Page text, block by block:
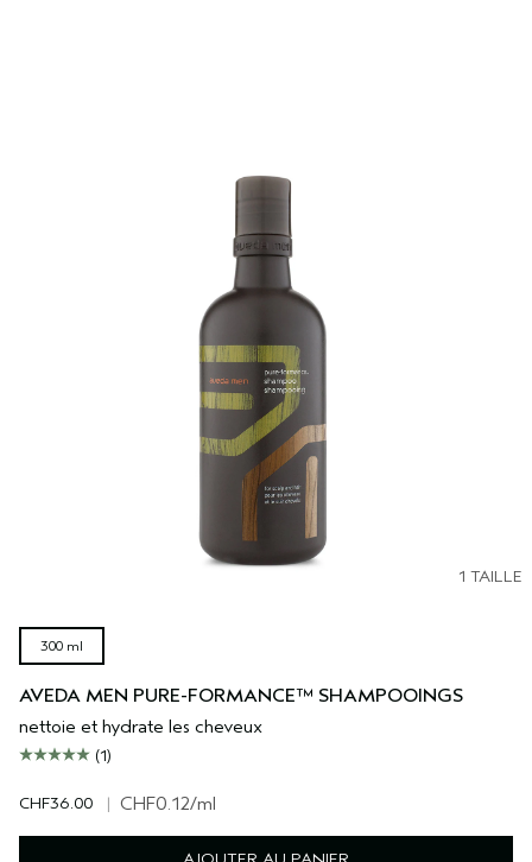
1 TAILLE
300 ml
AVEDA MEN PURE-FORMANCE™ SHAMPOOINGS
nettoie et hydrate les cheveux
(1)
CHF36.00 | CHF0.12/ml